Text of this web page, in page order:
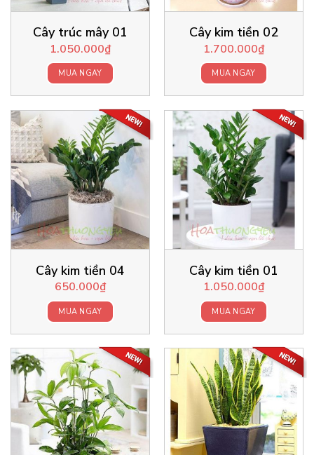
Cây trúc mây 01
1.050.000₫
MUA NGAY
Cây kim tiền 02
1.700.000₫
MUA NGAY
Cây kim tiền 04
650.000₫
MUA NGAY
Cây kim tiền 01
1.050.000₫
MUA NGAY